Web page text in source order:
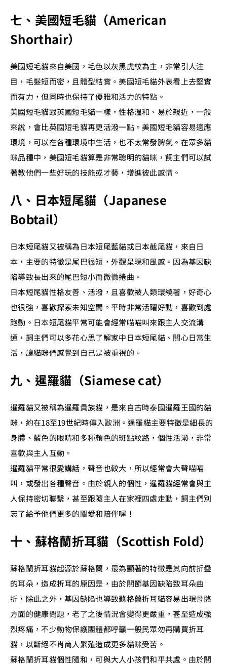
七、美國短毛貓（American
Shorthair）
美國短毛貓來自美國，毛色以灰黑虎紋為主，非常引人注
目，毛髮短而密，且體型結實。美國短毛貓外表看上去堅實
而有力，但同時也保持了優雅和活力的特點。
美國短毛貓跟英國短毛貓一樣，性格溫和、易於親近，一般
來說，會比英國短毛貓再更活潑一點。美國短毛貓容易適應
環境，可以在各種環境中生活，也不太常發脾氣。在眾多貓
咪品種中，美國短毛貓算是非常聰明的貓咪，飼主們可以試
著教他們一些好玩的技能或才藝，增進彼此感情。
八、日本短尾貓（Japanese
Bobtail）
日本短尾貓又被稱為日本短尾藍貓或日本截尾貓，來自日
本，主要的特徵是尾巴很短，外觀呈現和風感。因為基因缺
陷導致長出來的尾巴短小而微微捲曲。
日本短尾貓性格友善、活潑，且喜歡被人類環繞著，好奇心
也很強，喜歡探索未知空間。平時非常活躍好動，喜歡到處
跑動。日本短尾貓平常可能會經常喵喵叫來跟主人交流溝
通，飼主們可以多花心思了解家中日本短尾貓、關心日常生
活，讓貓咪們感覺到自己是被重視的。
九、暹羅貓（Siamese cat）
暹羅貓又被稱為暹羅貴族貓，是來自古時泰國暹羅王國的貓
咪，約在18至19世紀時傳入歐洲。暹羅貓主要特徵是細長的
身體、藍色的眼睛和多種顏色的斑點紋路，個性活潑，非常
喜歡與主人互動。
暹羅貓平常很愛講話，聲音也較大，所以經常會大聲喵喵
叫，或發出各種聲音。由於親人的個性，暹羅貓經常會與主
人保持密切聯繫，甚至跟隨主人在家裡四處走動，飼主們別
忘了給予他們更多的關愛和陪伴喔！
十、蘇格蘭折耳貓（Scottish Fold）
蘇格蘭折耳貓起源於蘇格蘭，最為顯著的特徵是其向前折疊
的耳朵，造成折耳的原因是，由於關節基因缺陷致耳朵曲
折，除此之外，基因缺陷也導致蘇格蘭折耳貓容易出現骨骼
方面的健康問題，老了之後情況會變得更嚴重，甚至造成強
烈疼痛，不少動物保護團體都呼籲一般民眾勿再購買折耳
貓，以斷絕不肖商人繁殖造成更多貓咪受苦。
蘇格蘭折耳貓個性隨和，可與大人小孩們和平共處。由於關